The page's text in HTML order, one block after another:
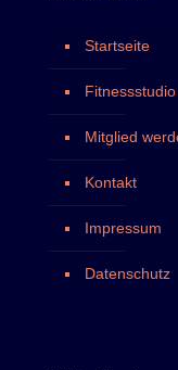
Startseite
Fitnessstudio
Mitglied
Kontakt
Impressum
Datenschutz